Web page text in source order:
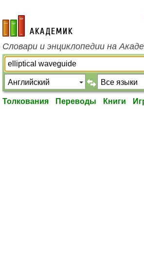
academic.ru
Словари и энциклопедии на
Толкования Переводы Книги